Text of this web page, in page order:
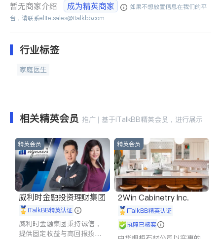
暂无商家介绍 成为精英商家
如果不想放置信息在我们的平
台，请联系elite.sales@italkbb.com
行业标签
家庭医生
相关精英会员 推广 | 基于iTalkBB精英会员，进行展示
精英会员
威利时金融投资理财集团
iTalkBB精英认证
威利时金融集团秉持诚信，
提供固定收益与高回报投资
精英会员
2Win Cabinetry Inc.
iTalkBB精英认证
执照已核实